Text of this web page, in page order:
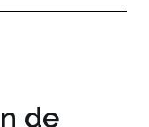
de